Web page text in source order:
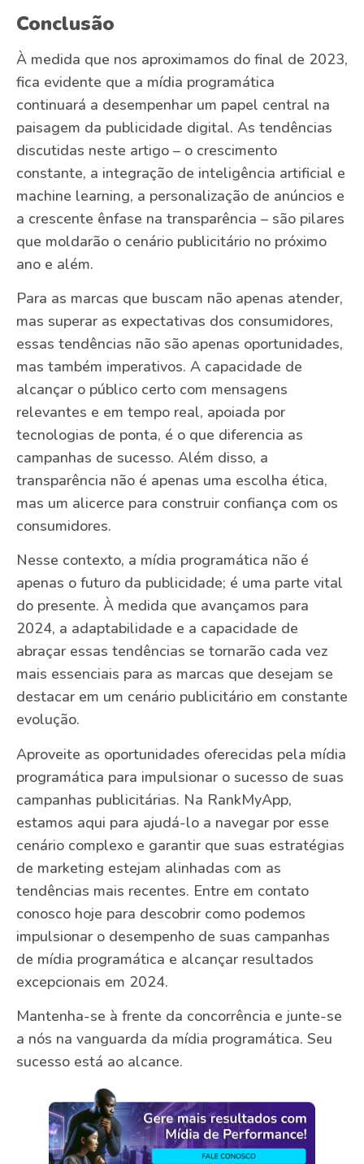
Conclusão
À medida que nos aproximamos do final de 2023,
fica evidente que a mídia programática
continuará a desempenhar um papel central na
paisagem da publicidade digital. As tendências
discutidas neste artigo – o crescimento
constante, a integração de inteligência artificial e
machine learning, a personalização de anúncios e
a crescente ênfase na transparência – são pilares
que moldarão o cenário publicitário no próximo
ano e além.
Para as marcas que buscam não apenas atender,
mas superar as expectativas dos consumidores,
essas tendências não são apenas oportunidades,
mas também imperativos. A capacidade de
alcançar o público certo com mensagens
relevantes e em tempo real, apoiada por
tecnologias de ponta, é o que diferencia as
campanhas de sucesso. Além disso, a
transparência não é apenas uma escolha ética,
mas um alicerce para construir confiança com os
consumidores.
Nesse contexto, a mídia programática não é
apenas o futuro da publicidade; é uma parte vital
do presente. À medida que avançamos para
2024, a adaptabilidade e a capacidade de
abraçar essas tendências se tornarão cada vez
mais essenciais para as marcas que desejam se
destacar em um cenário publicitário em constante
evolução.
Aproveite as oportunidades oferecidas pela mídia
programática para impulsionar o sucesso de suas
campanhas publicitárias. Na RankMyApp,
estamos aqui para ajudá-lo a navegar por esse
cenário complexo e garantir que suas estratégias
de marketing estejam alinhadas com as
tendências mais recentes. Entre em contato
conosco hoje para descobrir como podemos
impulsionar o desempenho de suas campanhas
de mídia programática e alcançar resultados
excepcionais em 2024.
Mantenha-se à frente da concorrência e junte-se
a nós na vanguarda da mídia programática. Seu
sucesso está ao alcance.